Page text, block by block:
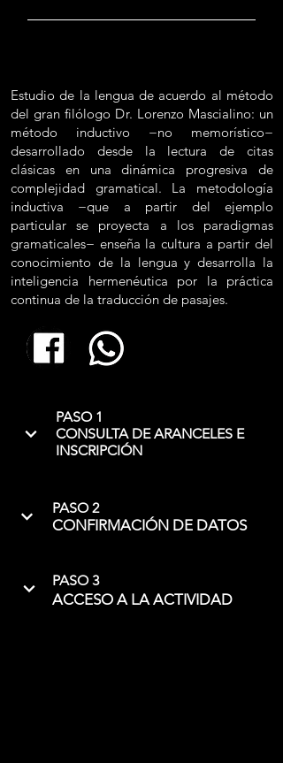
Estudio de la lengua de acuerdo al método
del gran filólogo Dr. Lorenzo Mascialino: un
método inductivo −no memorístico−
desarrollado desde la lectura de citas
clásicas en una dinámica progresiva de
complejidad gramatical. La metodología
inductiva −que a partir del ejemplo
particular se proyecta a los paradigmas
gramaticales− enseña la cultura a partir del
conocimiento de la lengua y desarrolla la
inteligencia hermenéutica por la práctica
continua de la traducción de pasajes.
PASO 1
CONSULTA DE ARANCELES E
INSCRIPCIÓN
PASO 2
CONFIRMACIÓN DE DATOS
PASO 3
ACCESO A LA ACTIVIDAD